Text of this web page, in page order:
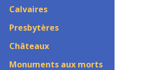
Calvaires
Presbytères
Châteaux
Monuments aux morts